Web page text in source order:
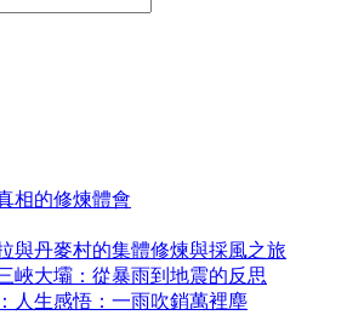
相的修煉體會
與丹麥村的集體修煉與採風之旅
峽大壩：從暴雨到地震的反思
人生感悟：一雨吹銷萬裡塵